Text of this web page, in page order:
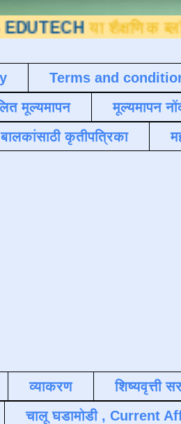
या शैक्षणिक ब्लॉगवर आपले
Terms and
मूल्यमापन
मूल्यमापन
बालकांसाठी कृतीपत्रिका
व्याकरण
शिष्यवृत्ती
चालू घडामोडी , Current